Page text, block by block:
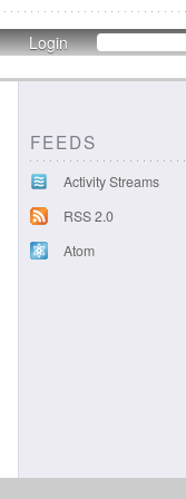
Login
FEEDS
Activity Streams
RSS 2.0
Atom